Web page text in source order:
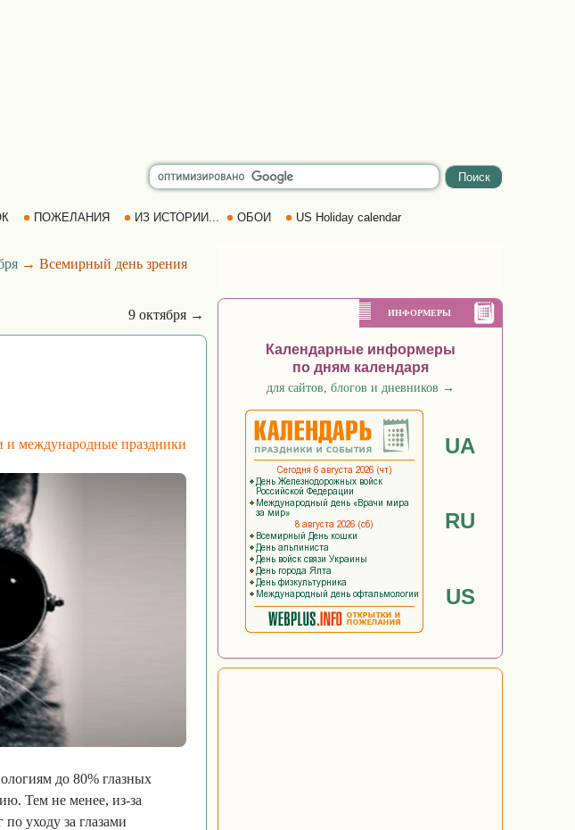
ПОЖЕЛАНИЯ ИЗ ИСТОРИИ... ОБОИ US Holiday calendar
→ Всемирный день зрения
9 октября →
и международные праздники
до 80% глазных
Тем не менее, из-за
уходу за глазами
ИНФОРМЕРЫ
Календарные информеры
по дням календаря
для сайтов, блогов и дневников →
UA
RU
US